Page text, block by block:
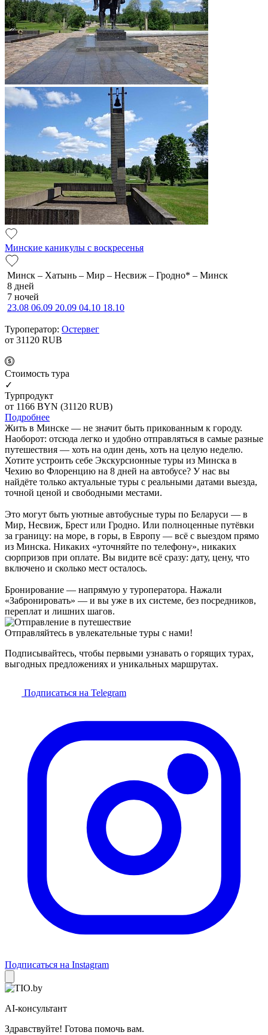
Минские каникулы с воскресенья
Минск – Хатынь – Мир – Несвиж – Гродно* – Минск
8 дней
7 ночей
23.08 06.09 20.09 04.10 18.10
Туроператор: Остервег
от 31120 RUB
Cтоимость тура
✓
Турпродукт
от 1166 BYN (31120 RUB)
Подробнее
Жить в Минске — не значит быть прикованным к городу.
Наоборот: отсюда легко и удобно отправляться в самые разные
путешествия — хоть на один день, хоть на целую неделю.
Хотите устроить себе Экскурсионные туры из Минска в
Чехию во Флоренцию на 8 дней на автобусе? У нас вы
найдёте только актуальные туры с реальными датами выезда,
точной ценой и свободными местами.
Это могут быть уютные автобусные туры по Беларуси — в
Мир, Несвиж, Брест или Гродно. Или полноценные путёвки
за границу: на море, в горы, в Европу — всё с выездом прямо
из Минска. Никаких «уточняйте по телефону», никаких
сюрпризов при оплате. Вы видите всё сразу: дату, цену, что
включено и сколько мест осталось.
Бронирование — напрямую у туроператора. Нажали
«Забронировать» — и вы уже в их системе, без посредников,
переплат и лишних шагов.
Отправляйтесь в увлекательные туры с нами!
Подписывайтесь, чтобы первыми узнавать о горящих турах,
выгодных предложениях и уникальных маршрутах.
Подписаться на Telegram
Подписаться на Instagram
AI-консультант
Здравствуйте! Готова помочь вам.